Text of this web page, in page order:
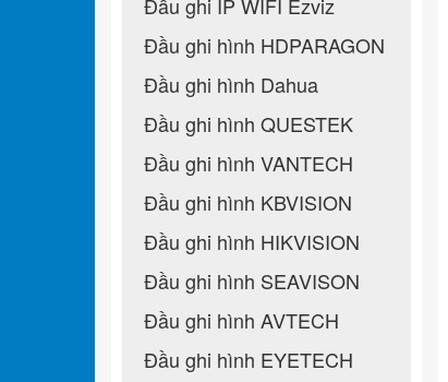
Đầu ghi hình HDPARAGON
Đầu ghi hình Dahua
Đầu ghi hình QUESTEK
Đầu ghi hình VANTECH
Đầu ghi hình KBVISION
Đầu ghi hình HIKVISION
Đầu ghi hình SEAVISON
Đầu ghi hình AVTECH
Đầu ghi hình EYETECH